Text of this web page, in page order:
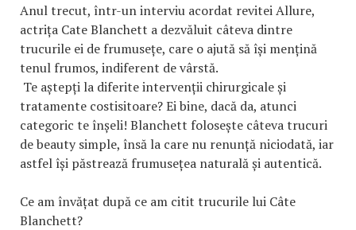
Anul trecut, într-un interviu acordat revitei Allure,
actrița Cate Blanchett a dezvăluit câteva dintre
trucurile ei de frumusețe, care o ajută să își mențină
tenul frumos, indiferent de vârstă.
Te aștepți la diferite intervenții chirurgicale și
tratamente costisitoare? Ei bine, dacă da, atunci
categoric te înșeli! Blanchett folosește câteva trucuri
de beauty simple, însă la care nu renunță niciodată, iar
astfel își păstrează frumusețea naturală și autentică.
Ce am învățat după ce am citit trucurile lui Câte
Blanchett?